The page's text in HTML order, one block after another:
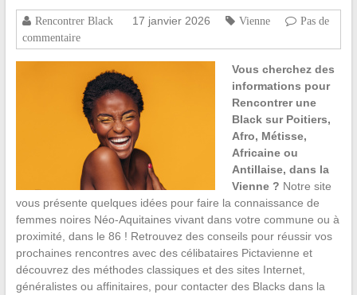
Rencontrer Black 17 janvier 2026 Vienne
Pas de
commentaire
Vous cherchez des
informations pour
Rencontrer une
Black sur Poitiers,
Afro, Métisse,
Africaine ou
Antillaise, dans la
Vienne ? Notre site
vous présente quelques idées pour faire la connaissance de
femmes noires Néo-Aquitaines vivant dans votre commune ou à
proximité, dans le 86 ! Retrouvez des conseils pour réussir vos
prochaines rencontres avec des célibataires Pictavienne et
découvrez des méthodes classiques et des sites Internet,
généralistes ou affinitaires, pour contacter des Blacks dans la